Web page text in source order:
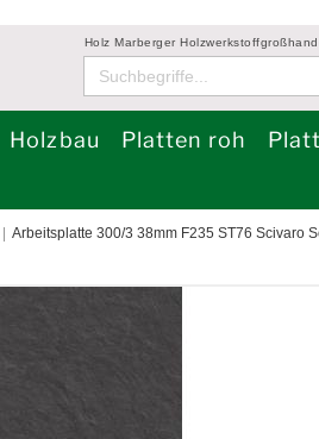
Holz Marberger
Holzbau Platten roh
Arbeitsplatte 300/3 38mm F235 ST76 Scivaro